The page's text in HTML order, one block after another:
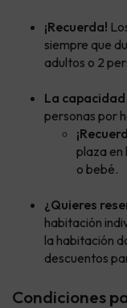
¡Recuerda!
siempre que
adultos o 2
La
personas por
plaza en
o bebé.
¿Quieres
habitación
la habitación
descuentos
Condiciones